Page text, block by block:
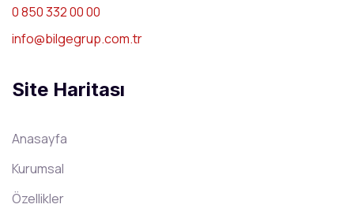
0 850 332 00 00
info@bilgegrup.com.tr
Site Haritası
Anasayfa
Kurumsal
Özellikler